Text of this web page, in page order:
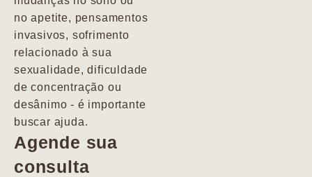
no apetite, pensamentos
invasivos, sofrimento
relacionado à sua
sexualidade, dificuldade
de concentração ou
desânimo - é importante
buscar ajuda.
Agende sua
consulta